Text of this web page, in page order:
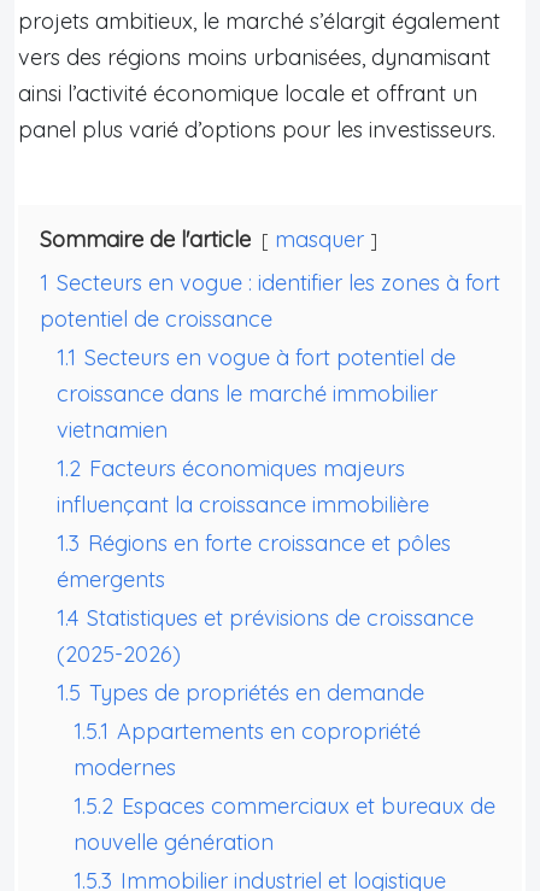
projets ambitieux, le marché s’élargit également
vers des régions moins urbanisées, dynamisant
ainsi l’activité économique locale et offrant un
panel plus varié d’options pour les investisseurs.
Sommaire de l'article
masquer
1 Secteurs en vogue : identifier les zones à fort
potentiel de croissance
1.1 Secteurs en vogue à fort potentiel de
croissance dans le marché immobilier
vietnamien
1.2 Facteurs économiques majeurs
influençant la croissance immobilière
1.3 Régions en forte croissance et pôles
émergents
1.4 Statistiques et prévisions de croissance
(2025-2026)
1.5 Types de propriétés en demande
1.5.1 Appartements en copropriété
modernes
1.5.2 Espaces commerciaux et bureaux de
nouvelle génération
1.5.3 Immobilier industriel et logistique